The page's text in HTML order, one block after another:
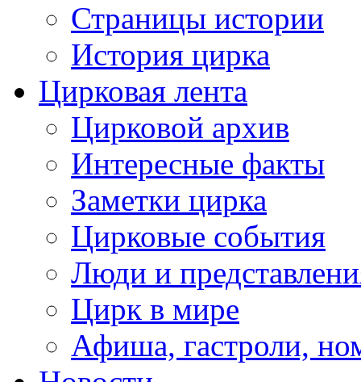
Страницы истории
История цирка
Цирковая лента
Цирковой архив
Интересные факты
Заметки цирка
Цирковые события
Люди и
Цирк в мире
Афиша, гастроли,